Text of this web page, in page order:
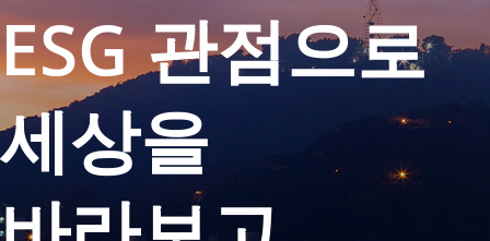
ESG 관점으로
세상을
ESG 관점으로
세상을
ESG 관점으로
세상을